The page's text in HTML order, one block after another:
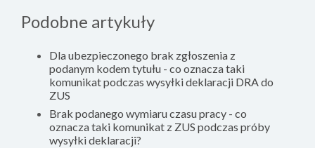
Podobne artykuły
Dla ubezpieczonego brak zgłoszenia z
podanym kodem tytułu - co oznacza taki
komunikat podczas wysyłki deklaracji DRA do
ZUS
Brak podanego wymiaru czasu pracy - co
oznacza taki komunikat z ZUS podczas próby
wysyłki deklaracji?